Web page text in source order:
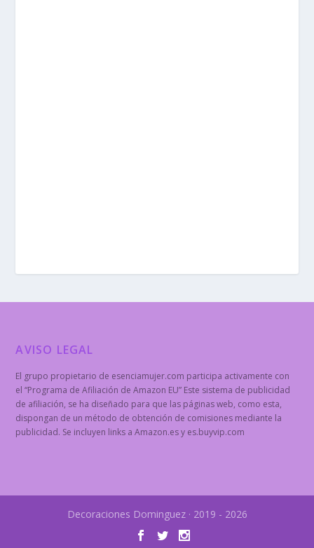
AVISO LEGAL
El grupo propietario de esenciamujer.com participa activamente con
el “Programa de Afiliación de Amazon EU” Este sistema de publicidad
de afiliación, se ha diseñado para que las páginas web, como esta,
dispongan de un método de obtención de comisiones mediante la
publicidad. Se incluyen links a Amazon.es y es.buyvip.com
Decoraciones Dominguez · 2019 - 2026